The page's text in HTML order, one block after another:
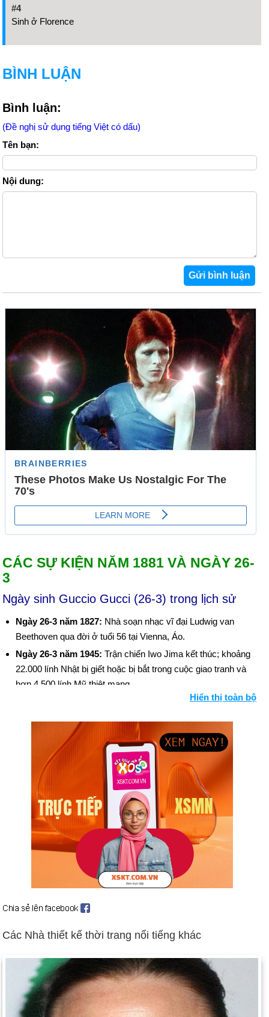
#4
Sinh ở Florence
BÌNH LUẬN
Bình luận:
(Đề nghị sử dụng tiếng Việt có dấu)
Tên bạn:
Nội dung:
CÁC SỰ KIỆN NĂM 1881 VÀ NGÀY 26-
3
Ngày sinh Guccio Gucci (26-3) trong lịch sử
Ngày 26-3 năm 1827: Nhà soạn nhạc vĩ đại Ludwig van
Beethoven qua đời ở tuổi 56 tại Vienna, Áo.
Ngày 26-3 năm 1945: Trận chiến Iwo Jima kết thúc; khoảng
22.000 lính Nhật bị giết hoặc bị bắt trong cuộc giao tranh và
hơn 4.500 lính Mỹ thiệt mạng.
Đông Pakistan tuyên bố độc lập, lấy tên
Ngày 26-3 năm 1979:
Trong một buổi lễ tại Nhà Trắng, Tổng
thống Sadat của Ai Cập và Thủ tướng Begin của Israel đã ký
hiệp ước hòa bình chấm dứt 30 năm chiến tranh giữa hai
nước.
Ngày 26-3 năm 1982:
Lễ động thổ Đài tưởng niệm Cựu chiến
binh Việt Nam diễn ra tại thủ đô Washington.
Ngày 26-3 năm 2000:Vladimir Putin được bầu làm tổng thống
Nga.
Hiển thị toàn bộ
Các Nhà thiết kế thời trang nổi tiếng khác